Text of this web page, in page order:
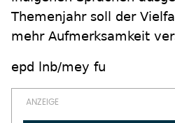
Themenjahr soll der
mehr Aufmerksamkeit
epd lnb/mey fu